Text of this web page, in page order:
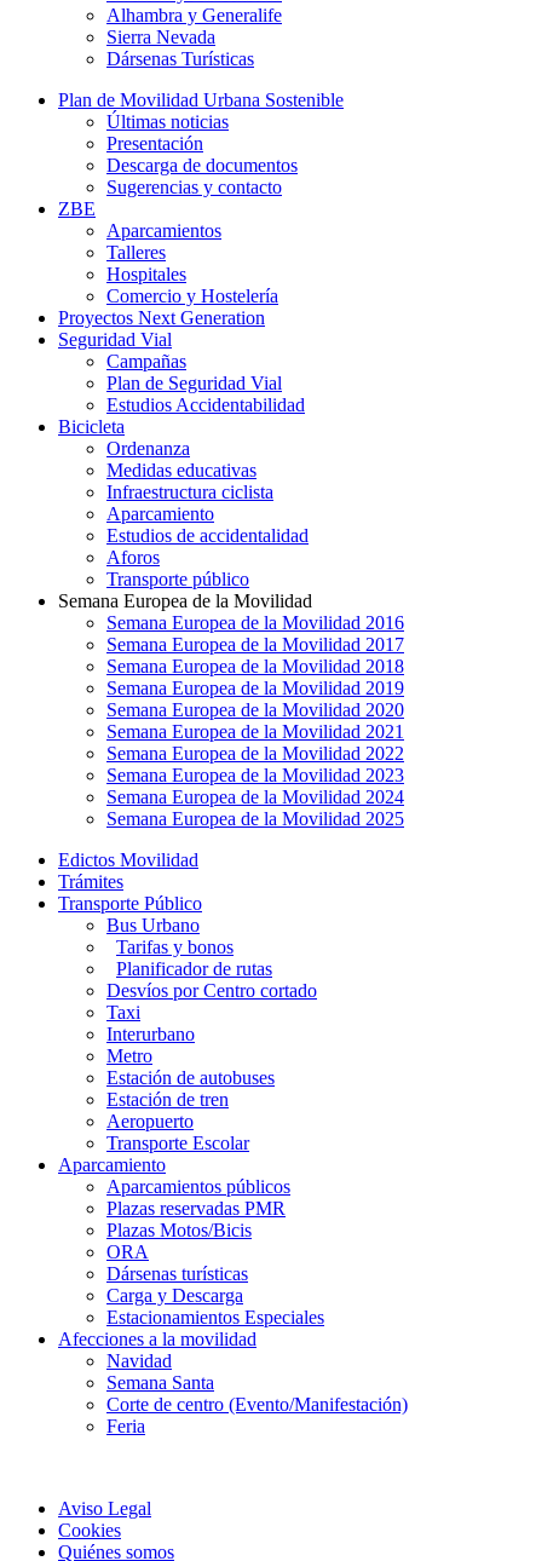
Alhambra y Generalife
Sierra Nevada
Dársenas Turísticas
Plan de Movilidad Urbana Sostenible
Últimas noticias
Presentación
Descarga de documentos
Sugerencias y contacto
ZBE
Aparcamientos
Talleres
Hospitales
Comercio y Hostelería
Proyectos Next Generation
Seguridad Vial
Campañas
Plan de Seguridad Vial
Estudios Accidentabilidad
Bicicleta
Ordenanza
Medidas educativas
Infraestructura ciclista
Aparcamiento
Estudios de accidentalidad
Aforos
Transporte público
Semana Europea de la Movilidad
Semana Europea de la Movilidad 2016
Semana Europea de la Movilidad 2017
Semana Europea de la Movilidad 2018
Semana Europea de la Movilidad 2019
Semana Europea de la Movilidad 2020
Semana Europea de la Movilidad 2021
Semana Europea de la Movilidad 2022
Semana Europea de la Movilidad 2023
Semana Europea de la Movilidad 2024
Semana Europea de la Movilidad 2025
Edictos Movilidad
Trámites
Transporte Público
Bus Urbano
Tarifas y bonos
Planificador de rutas
Desvíos por Centro cortado
Taxi
Interurbano
Metro
Estación de autobuses
Estación de tren
Aeropuerto
Transporte Escolar
Aparcamiento
Aparcamientos públicos
Plazas reservadas PMR
Plazas Motos/Bicis
ORA
Dársenas turísticas
Carga y Descarga
Estacionamientos Especiales
Afecciones a la movilidad
Navidad
Semana Santa
Corte de centro (Evento/Manifestación)
Feria
Aviso Legal
Cookies
Quiénes somos